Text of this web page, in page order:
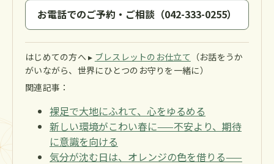
お電話でのご予約・ご相談（042-333-0255）
はじめての方へ ▸ ブレスレットのお仕立て （お話をうか
がいながら、世界にひとつのお守りを一緒に）
関連記事：
裸足で大地にふれて、心をゆるめる
新しい環境がこわい春に——不安より、期待
に意識を向ける
気分が沈む日は、オレンジの色を借りる——